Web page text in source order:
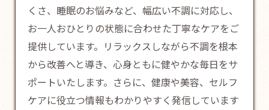
くさ、睡眠のお悩みなど、幅広い不調に対応し、
お一人おひとりの状態に合わせた丁寧なケアをご
提供しています。リラックスしながら不調を根本
から改善へと導き、心身ともに健やかな毎日をサ
ポートいたします。さらに、健康や美容、セルフ
ケアに役立つ情報もわかりやすく発信しています